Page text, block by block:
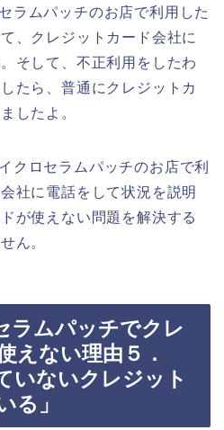
ラムパッチのお店で利用した
、クレジットカード会社に
そして、不正利用をしたわ
たら、普通にクレジットカ
したよ。
クロセラムパッチのお店で利
社に電話をして状況を説明
が使えない問題を解決する
ん。
ラムパッチでクレ
えない理由５．
いないクレジット
る」